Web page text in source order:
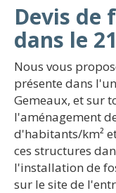
Devis de
dans le
Nous vous
présente dans
Gemeaux, et sur
l'aménagement
d'habitants/km²
ces structures
l'installation de
sur le site de